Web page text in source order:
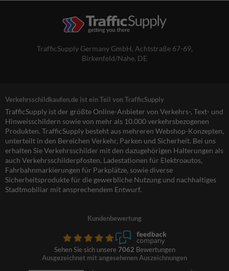
TrafficSupply Germany GmbH, Achtstraße 67-69,
Birkenfeld/Nahe, DE
Verkehrsschildkaufen.de ist ein Teil von TrafficSupply
TrafficSupply ist der größte Online-Anbieter von Verkehrs-, Text- und
Hinweisschildern sowie von mehr als 10.000 verkehrsbezogenen
Produkten. TrafficSupply besteht aus mehreren Webshop-Konzepten,
unterteilt in den Bereichen Verkehr, Parken und Sicherheit. Bei uns
erhalten Sie Verkehrsschilder mit den dazugehörigen Halterungen als
auch Verkehrsschilderpfosten, Ladestationen für Elektroautos,
Fahrbahnmarkierungen für Parkplätze, sowie diverse
Sicherheitsprodukte für die gewerbliche Nutzung und nachhaltiges
Stadtmobiliar mit ansprechendem Entwurf.
Kundenbewertung
Sehen Sie sich unsere 7062 Bewertungen
Ausgezeichnet mit angesehenen Auszeichnungen